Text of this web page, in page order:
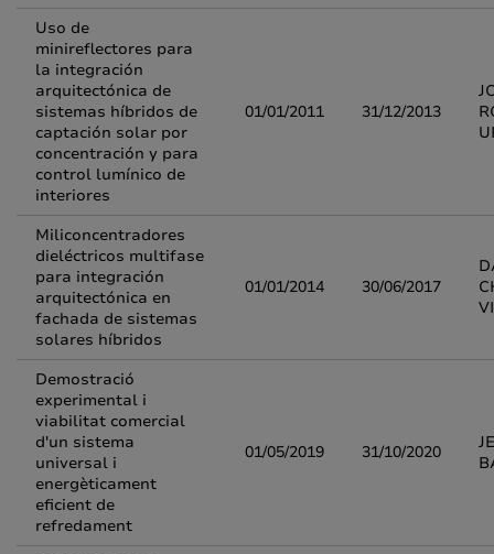
Uso de
minireflectores para
la integración
arquitectónica de
sistemas híbridos de
captación solar por
concentración y para
control lumínico de
interiores
01/01/2011 31/12/2013
Miliconcentradores
dieléctricos multifase
para integración
arquitectónica en
fachada de sistemas
solares híbridos
01/01/2014 30/06/2017
Demostració
experimental i
viabilitat comercial
d'un sistema
universal i
energèticament
eficient de
refredament
01/05/2019 31/10/2020